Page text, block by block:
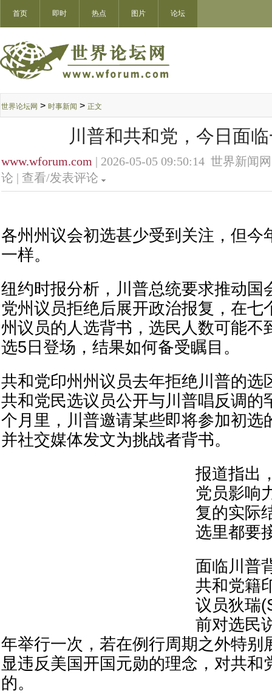
首页 即时 热点 图片 论坛
世界论坛网 > 时事新闻 > 正文
川普和共和党，今日面
www.wforum.com | 2026-05-05 09:50:14 世界新闻
论 | 查看/发表评论
各州州议会初选甚少受到关注，但今
一样。
纽约时报分析，川普总统要求推动国
党州议员拒绝后展开政治报复，在七
州议员的人选背书，选民人数可能不
选5日登场，结果如何备受瞩目。
共和党印州州议员去年拒绝川普的选
共和党民选议员公开与川普唱反调的
个月里，川普邀请某些即将参加初选
并社交媒体发文为挑战者背书。
报道指出
党员影响
复的实际
选里都要
面临川普
共和党籍
议员狄瑞
前对选民
年举行一次，若在例行周期之外特别
显违反美国开国元勋的理念，对共和
的。